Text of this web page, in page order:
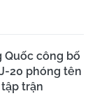
Quốc công bố
20 phóng tên
trận